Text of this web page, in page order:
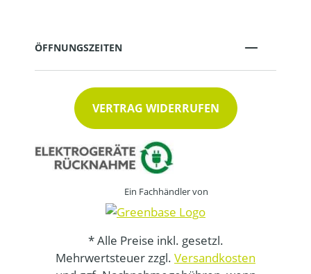
ÖFFNUNGSZEITEN
VERTRAG WIDERRUFEN
Ein Fachhändler von
* Alle Preise inkl. gesetzl.
Mehrwertsteuer zzgl. Versandkosten